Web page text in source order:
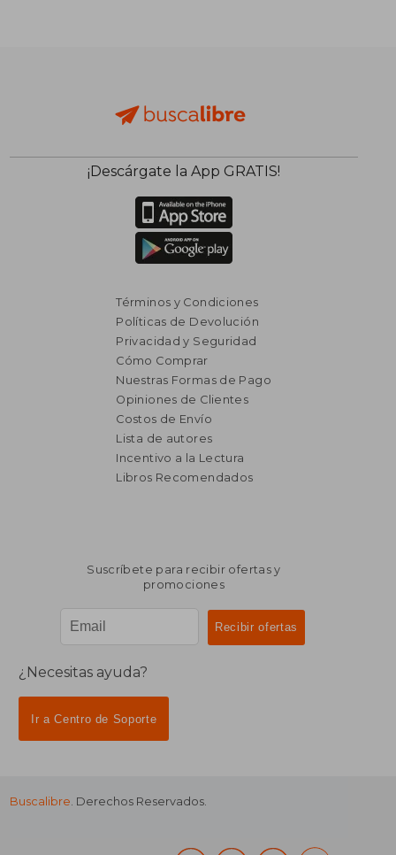
$ 5.758
$ 3.743
¡Descárgate la App GRATIS!
Términos y Condiciones
Políticas de Devolución
Privacidad y Seguridad
Cómo Comprar
Nuestras Formas de Pago
Opiniones de Clientes
Costos de Envío
Lista de autores
Incentivo a la Lectura
Libros Recomendados
Suscríbete para recibir ofertas y
promociones
¿Necesitas ayuda?
Ir a Centro de Soporte
Buscalibre. Derechos Reservados.